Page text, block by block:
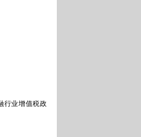
行业增值税政